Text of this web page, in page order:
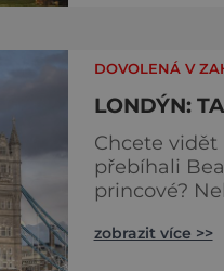
kbelíky s
DOVOLENÁ V
LONDÝN:
Chcete vidět
přebíhali
princové?
stihnout? Kouzelný Londýn vám určitě učaruje.
zobrazit více >>